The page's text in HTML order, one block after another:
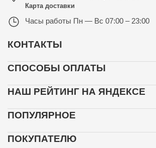
Карта доставки
Часы работы Пн — Вс 07:00 – 23:00
КОНТАКТЫ
СПОСОБЫ ОПЛАТЫ
НАШ РЕЙТИНГ НА ЯНДЕКСЕ
ПОПУЛЯРНОЕ
ПОКУПАТЕЛЮ